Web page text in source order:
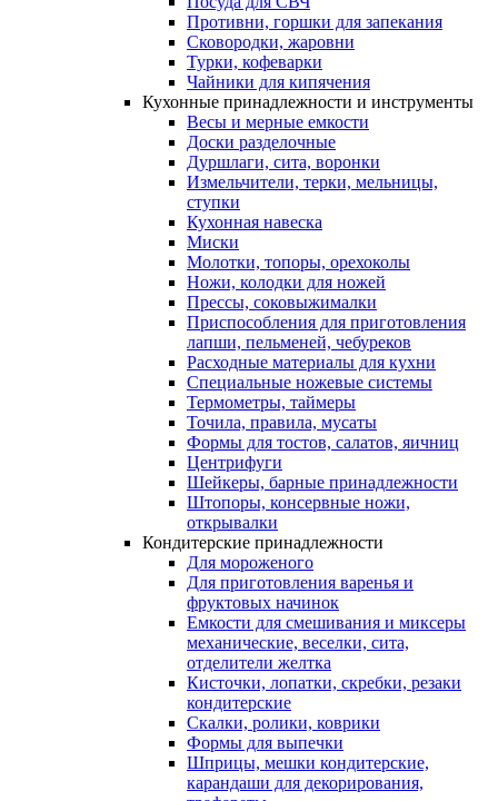
Противни, горшки для запекания
Сковородки, жаровни
Турки, кофеварки
Чайники для кипячения
Кухонные принадлежности и инструменты
Весы и мерные емкости
Доски разделочные
Дуршлаги, сита, воронки
Измельчители, терки, мельницы,
ступки
Кухонная навеска
Миски
Молотки, топоры, орехоколы
Ножи, колодки для ножей
Прессы, соковыжималки
Приспособления для приготовления
лапши, пельменей, чебуреков
Расходные материалы для кухни
Специальные ножевые системы
Термометры, таймеры
Точила, правила, мусаты
Формы для тостов, салатов, яичниц
Центрифуги
Шейкеры, барные принадлежности
Штопоры, консервные ножи,
открывалки
Кондитерские принадлежности
Для мороженого
Для приготовления варенья и
фруктовых начинок
Емкости для смешивания и миксеры
механические, веселки, сита,
отделители желтка
Кисточки, лопатки, скребки, резаки
кондитерские
Скалки, ролики, коврики
Формы для выпечки
Шприцы, мешки кондитерские,
карандаши для декорирования,